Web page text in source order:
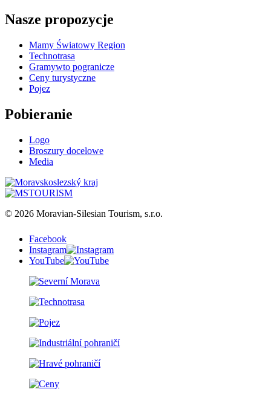
Nasze propozycje
Mamy Światowy Region
Technotrasa
Gramywto pogranicze
Ceny turystyczne
Pojez
Pobieranie
Logo
Broszury docelowe
Media
© 2026 Moravian-Silesian Tourism, s.r.o.
Facebook
Instagram
YouTube